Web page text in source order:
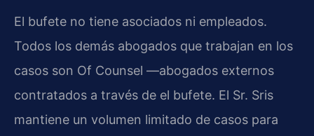
El bufete no tiene asociados ni empleados.
Todos los demás abogados que trabajan en los
casos son Of Counsel —abogados externos
contratados a través de el bufete. El Sr. Sris
mantiene un volumen limitado de casos para